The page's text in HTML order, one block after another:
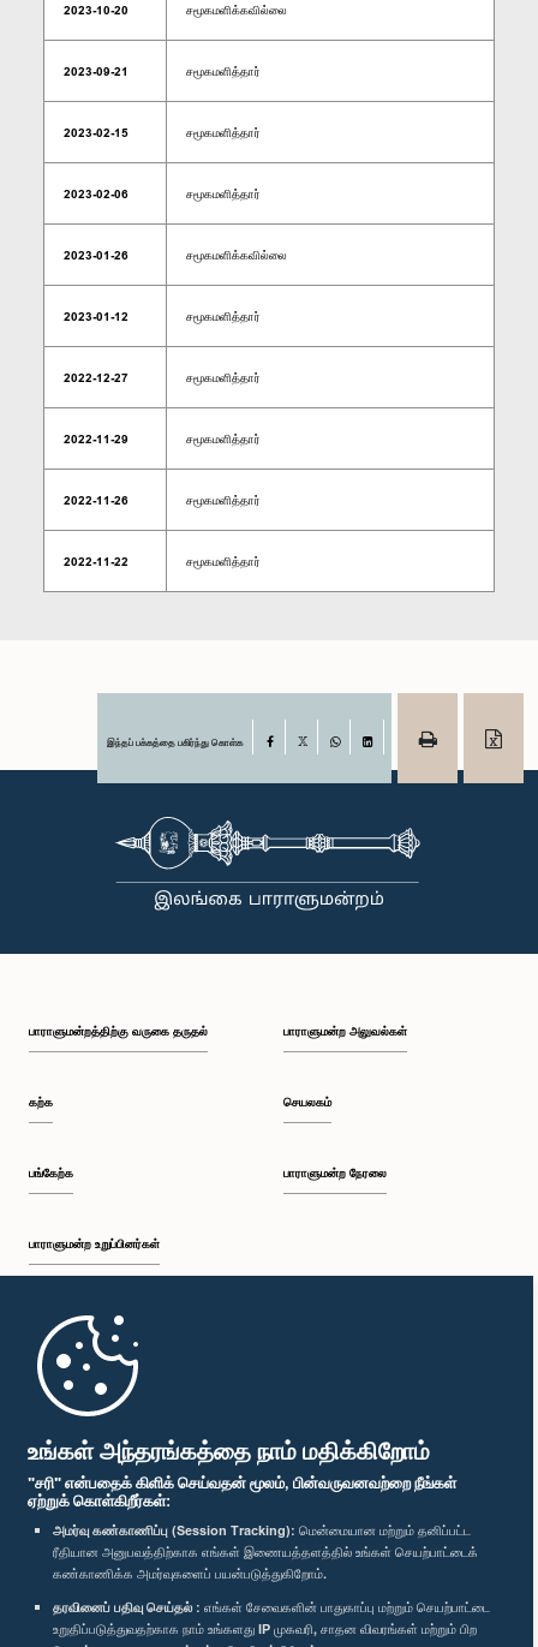
உங்கள் அந்தரங்கத்தை நாம் மதிக்கிறோம்
"சரி" என்பதைக் கிளிக் செய்வதன் மூலம், பின்வருவனவற்றை நீங்கள்
ஏற்றுக் கொள்கிறீர்கள்:
அமர்வு கண்காணிப்பு (Session Tracking): மென்மையான மற்றும் தனிப்பட்ட
ரீதியான அனுபவத்திற்காக எங்கள் இணையத்தளத்தில் உங்கள் செயற்பாட்டைக்
கண்காணிக்க அமர்வுகளைப் பயன்படுத்துகிறோம்.
தரவினைப் பதிவு செய்தல் : எங்கள் சேவைகளின் பாதுகாப்பு மற்றும் செயற்பாட்டை
உறுதிப்படுத்துவதற்காக நாம் உங்களது IP முகவரி, சாதன விவரங்கள் மற்றும் பிற
2023-10-20 சமூகமளிக்கவில்லை
2023-09-21 சமூகமளித்தார்
2023-02-15 சமூகமளித்தார்
2023-02-06 சமூகமளித்தார்
2023-01-26 சமூகமளிக்கவில்லை
2023-01-12 சமூகமளித்தார்
2022-12-27 சமூகமளித்தார்
2022-11-29 சமூகமளித்தார்
2022-11-26 சமூகமளித்தார்
2022-11-22 சமூகமளித்தார்
இந்தப் பக்கத்தை பகிர்ந்து கொள்க Facebook
பாராளுமன்றத்திற்கு வருகை தருதல்
கற்க
பங்கேற்க
பாராளுமன்ற உறுப்பினர்கள்
முதற்பக்கம்
பாராளுமன்ற அலுவல்கள்
செயலகம்
பாராளுமன்ற நேரலை
பாராளுமன்ற கையடக்க செயலி
எம்மை பின்தொடர்க :
விருதுகள்